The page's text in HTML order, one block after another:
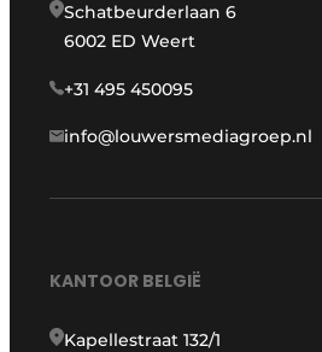
Schatbeurderlaan 6
6002 ED Weert
+31 495 450095
info@louwersmediagroep.nl
KANTOOR BELGIË
Kapellestraat 132/1